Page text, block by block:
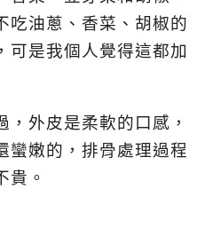
吃油蔥、香菜、胡椒的
可是我個人覺得這都加
外皮是柔軟的口感，
蠻嫩的，排骨處理過程
貴。